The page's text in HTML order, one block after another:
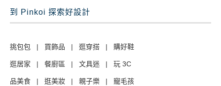
到 Pinkoi 探索好設計
挑包包 | 買飾品 | 逛穿搭 | 購好鞋
逛居家 | 餐廚區 | 文具迷 | 玩 3C
品美食 | 逛美妝 | 親子樂 | 寵毛孩